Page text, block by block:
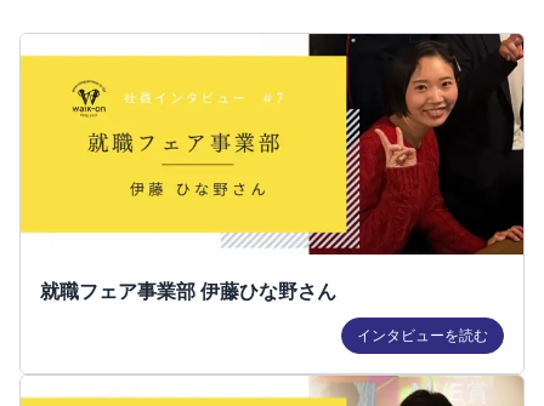
就職フェア事業部 伊藤ひな野さん
インタビューを読む